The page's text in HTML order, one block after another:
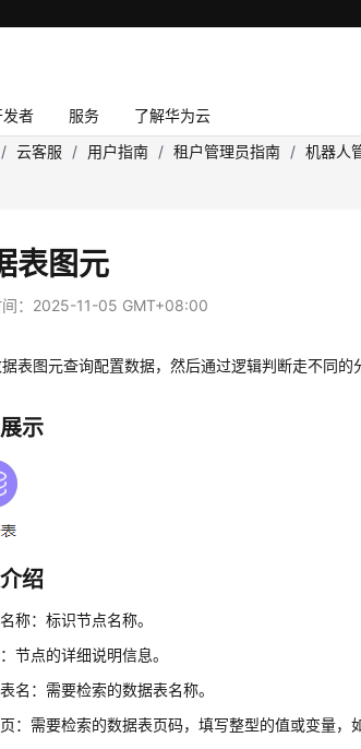
发者 服务 了解华为云
/ 云客服 / 用户指南 / 租户管理员指南 / 机器人
表图元
： 2025-11-05 GMT+08:00
表图元查询配置数据，然后通过逻辑判断走不同的
示
绍
称：标识节点名称。
节点的详细说明信息。
名：需要检索的数据表名称。
：需要检索的数据表页码，填写整型的值或变量，